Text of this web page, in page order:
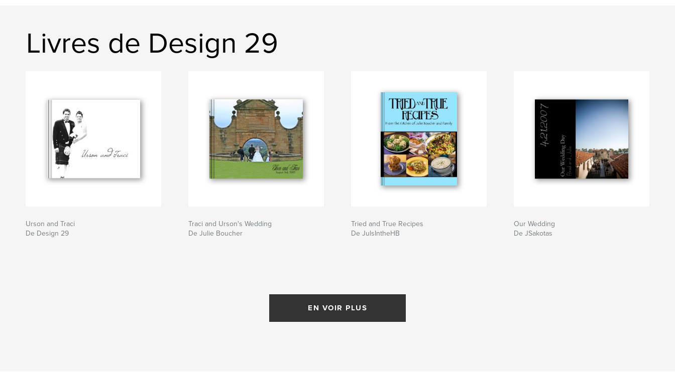
Livres de Design 29
Urson and Traci
De Design 29
Traci and Urson's Wedding
De Julie Boucher
Tried and True Recipes
De JulsIntheHB
Our Wedding
De JSakotas
EN VOIR PLUS